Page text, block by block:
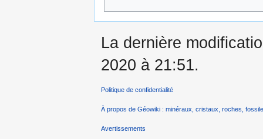
La dernière
2020 à 21:51.
Politique de confidentialité
À propos de Géowiki : minéraux, cristaux, roches,
Avertissements